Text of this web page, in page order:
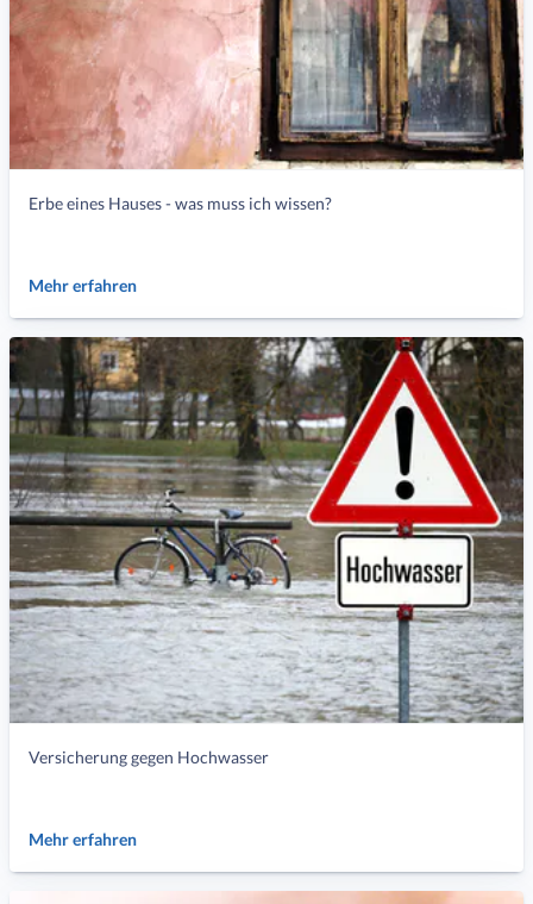
Erbe eines Hauses - was muss ich wissen?
Mehr erfahren
Versicherung gegen Hochwasser
Mehr erfahren